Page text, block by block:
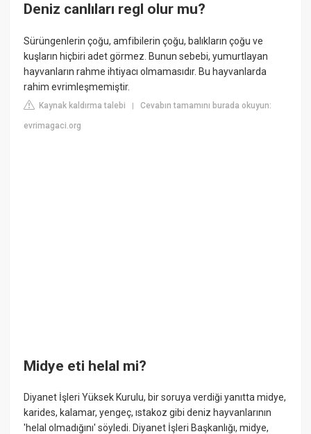
Deniz canlıları regl olur mu?
Sürüngenlerin çoğu, amfibilerin çoğu, balıkların çoğu ve
kuşların hiçbiri adet görmez. Bunun sebebi, yumurtlayan
hayvanların rahme ihtiyacı olmamasıdır. Bu hayvanlarda
rahim evrimleşmemiştir.
Kaynak kaldırma talebi |Cevabın tamamını burada okuyun:
evrimagaci.org
Midye eti helal mi?
Diyanet İşleri Yüksek Kurulu, bir soruya verdiği yanıtta midye,
karides, kalamar, yengeç, ıstakoz gibi deniz hayvanlarının
'helal olmadığını' söyledi. Diyanet İşleri Başkanlığı, midye,